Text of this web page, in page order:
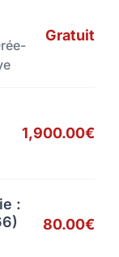
Gratuit
1,900.00€
:
80.00€